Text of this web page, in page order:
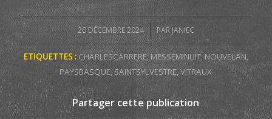
20 DÉCEMBRE 2024
/ PARJANIEC
ETIQUETTES : CHARLESCARRERE, MESSEMINUIT, NOUVELAN,
PAYSBASQUE,SAINTSYLVESTRE,VITRAUX
Partager cette publication